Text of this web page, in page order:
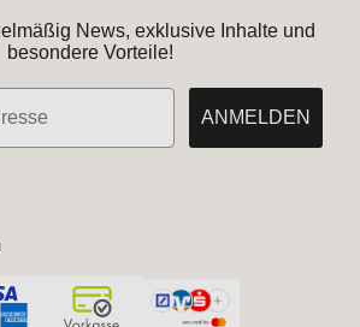
News, exklusive Inhalte und
besondere Vorteile!
ANMELDEN